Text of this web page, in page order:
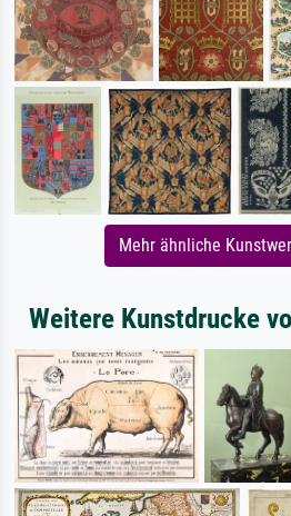
Mehr ähnliche
Weitere Kunstdrucke